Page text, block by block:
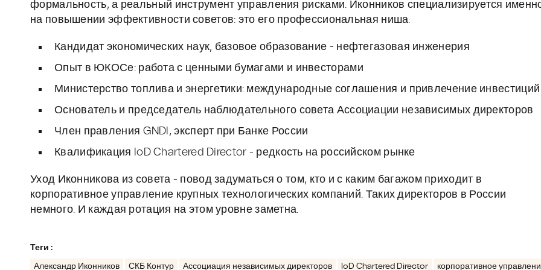
формальность, а реальный инструмент управления рисками. Иконников специализируется
на повышении эффективности советов: это его профессиональная ниша.
Кандидат экономических наук, базовое образование - нефтегазовая инженерия
Опыт в ЮКОСе: работа с ценными бумагами и инвесторами
Министерство топлива и энергетики: международные соглашения и привлечение инвестиций
Основатель и председатель наблюдательного совета Ассоциации независимых директоров
Член правления GNDI, эксперт при Банке России
Квалификация IoD Chartered Director - редкость на российском рынке
Уход Иконникова из совета - повод задуматься о том, кто и с каким багажом приходит в
корпоративное управление крупных технологических компаний. Таких директоров в России
немного. И каждая ротация на этом уровне заметна.
Теги :
Александр Иконников СКБ Контур Ассоциация независимых директоров IoD Chartered Director корпоративное